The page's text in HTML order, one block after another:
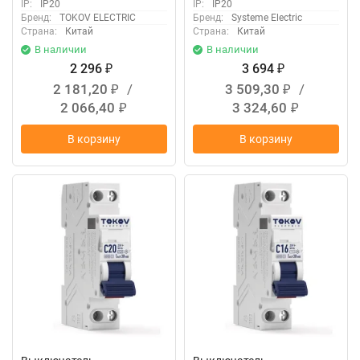
IP:
IP20
Бренд:
TOKOV ELECTRIC
Страна:
Китай
В наличии
2 296 ₽
2 181,20 ₽
/
2 066,40 ₽
В корзину
IP:
IP20
Бренд:
Systeme Electric
Страна:
Китай
В наличии
3 694 ₽
3 509,30 ₽
/
3 324,60 ₽
В корзину